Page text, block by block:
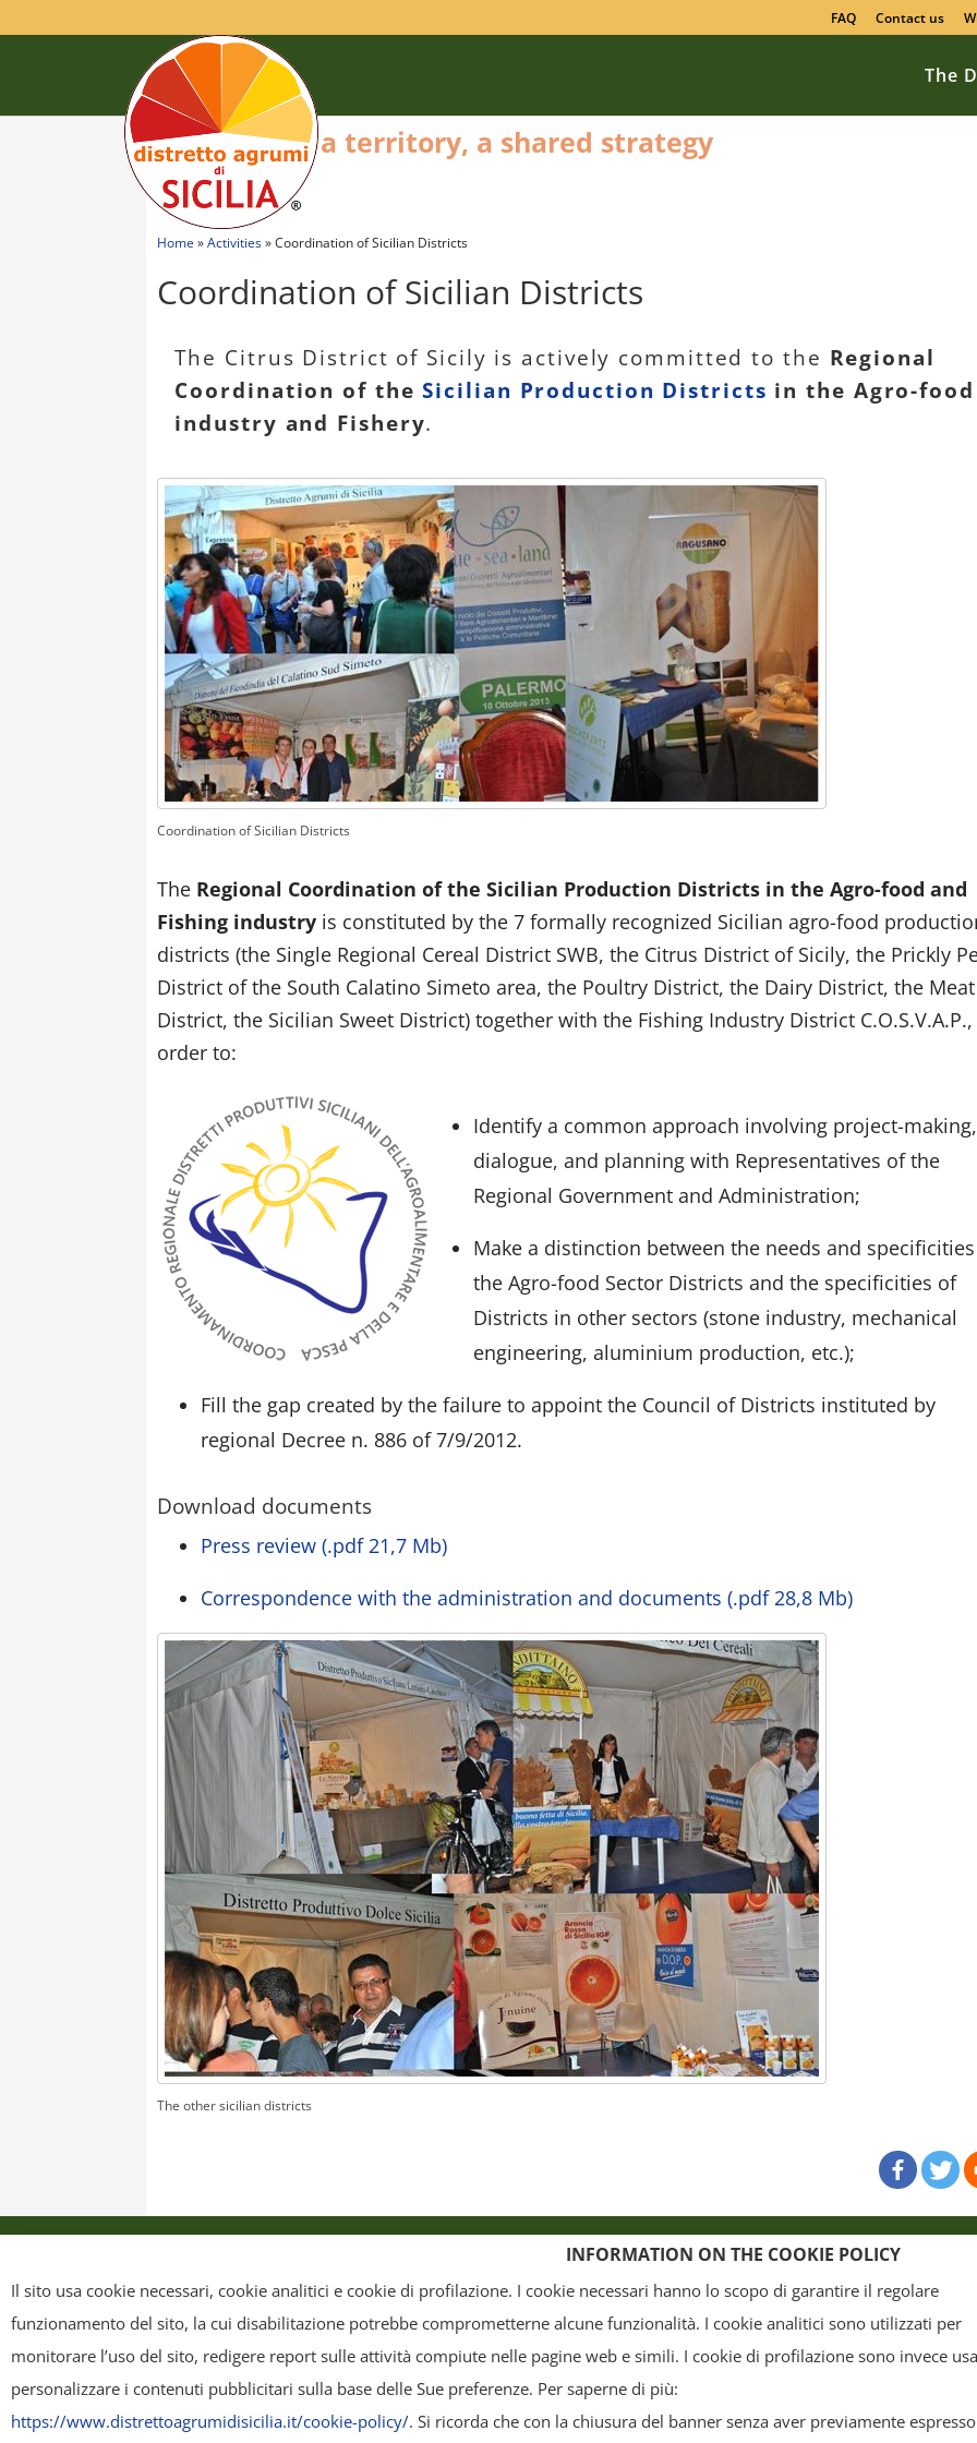
FAQ Contact us
The
Home »Activities»Coordination of Sicilian Districts
Coordination of Sicilian Districts
The Citrus District of Sicily is actively committed to the Regional
Coordination of theSicilian Production Districts in the Agro-food
industry and Fishery.
Coordination of Sicilian Districts
The Regional Coordination of the Sicilian Production Districts in the Agro-food and
Fishing industry is constituted by the 7 formally recognized Sicilian agro-food
districts (the Single Regional Cereal District SWB, the Citrus District of Sicily, the Prickly
District of the South Calatino Simeto area, the Poultry District, the Dairy District, the Meat
District, the Sicilian Sweet District) together with the Fishing Industry District
order to:
Identify a common approach involving project-making,
dialogue, and planning with Representatives of the
Regional Government and Administration;
Make a distinction between the needs and
the Agro-food Sector Districts and the specificities of
Districts in other sectors (stone industry, mechanical
engineering, aluminium production, etc.);
Fill the gap created by the failure to appoint the Council of Districts instituted by
regional Decree n. 886 of 7/9/2012.
Download documents
Press review (.pdf 21,7 Mb)
Correspondence with the administration and documents (.pdf 28,8 Mb)
The other sicilian districts
a territory, a shared strategy
Credits
Copyright - Tutti i contenuti di questa pagina (i testi, le immagini, la grafica ed il layout) sono di proprietà del "Distretto Produttivo Agrumi di Sicilia" e
riscriverli, commercializzarli, distribuirli, anche soltanto in parte. Tutti i documenti presenti su questo sito, disponibili gratuitamente per il download, sono
ridistribuiti, sempre gratuitamente e senza alcun fine illecito o commerciale, a condizione che non vengano alterati in nessuna forma (testi, immagini,
INFORMATION ON THE COOKIE POLICY
Il sito usa cookie necessari, cookie analitici e cookie di profilazione. I cookie necessari hanno lo scopo di garantire il regolare
funzionamento del sito, la cui disabilitazione potrebbe comprometterne alcune funzionalità. I cookie analitici sono utilizzati per
monitorare l’uso del sito, redigere report sulle attività compiute nelle pagine web e simili. I cookie di profilazione sono invece
personalizzare i contenuti pubblicitari sulla base delle Sue preferenze. Per saperne di più:
https://www.distrettoagrumidisicilia.it/cookie-policy/. Si ricorda che con la chiusura del banner senza aver previamente